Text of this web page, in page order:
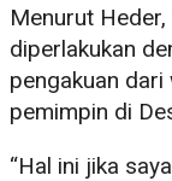
Menurut
diperlakukan
pengakuan
pemimpin di
“Hal ini jika